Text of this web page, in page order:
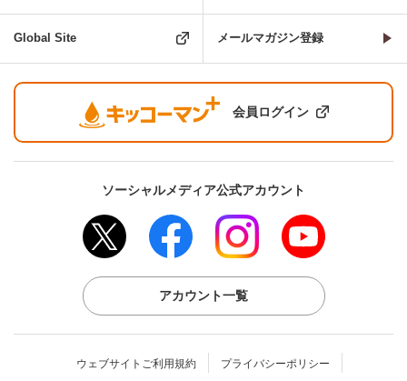
Global Site メールマガジン登録
会員ログイン
ソーシャルメディア公式アカウント
アカウント一覧
ウェブサイトご利用規約 プライバシーポリシー